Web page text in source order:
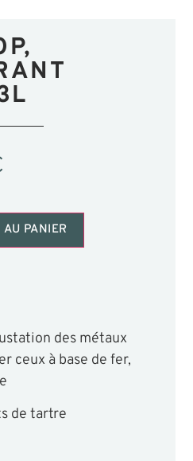
PANIER
des métaux
ceux à base de fer,
de tartre